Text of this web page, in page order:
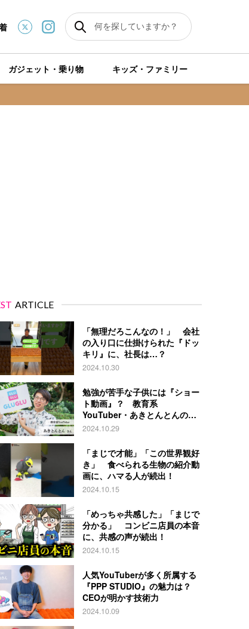
ガジェット・乗り物 キッズ・ファミリー
ARTICLE
「無理だろこんなの！」 会社
の入り口に仕掛けられた『ドッ
キリ』に、社長は…？
2024.10.30
勉強が苦手な子供には『ショー
ト動画』？ 教育系
YouTuber・あきとんとんの戦
略とは
2024.10.29
「まじで才能」「この世界観好
き」 食べられる生物の紹介動
画に、ハマる人が続出！
2024.10.15
「めっちゃ共感した」「まじで
分かる」 コンビニ店員の本音
に、共感の声が続出！
2024.10.15
人気YouTuberが多く所属する
『PPP STUDIO』の魅力は？
CEOが明かす技術力
2024.10.09